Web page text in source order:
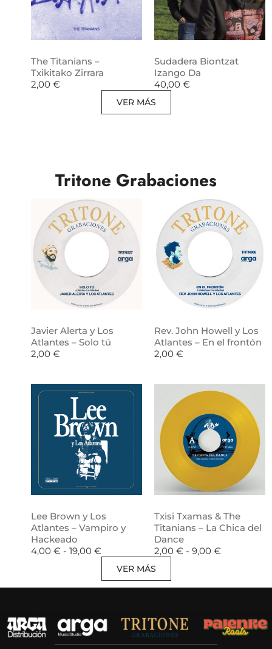
The Titanians –
Txikitako Zirrara
2,00 €
Sudadera Biontzat
Izango Da
40,00 €
VER MÁS
Tritone Grabaciones
Javier Alerta y Los
Atlantes – Solo tú
2,00 €
Rev. John Howell y Los
Atlantes – En el frontón
2,00 €
Lee Brown y Los
Atlantes – Vampiro y
Hackeado
4,00 € - 19,00 €
Txisi Txamas & The
Titanians – La Chica del
Dance
2,00 € - 9,00 €
VER MÁS